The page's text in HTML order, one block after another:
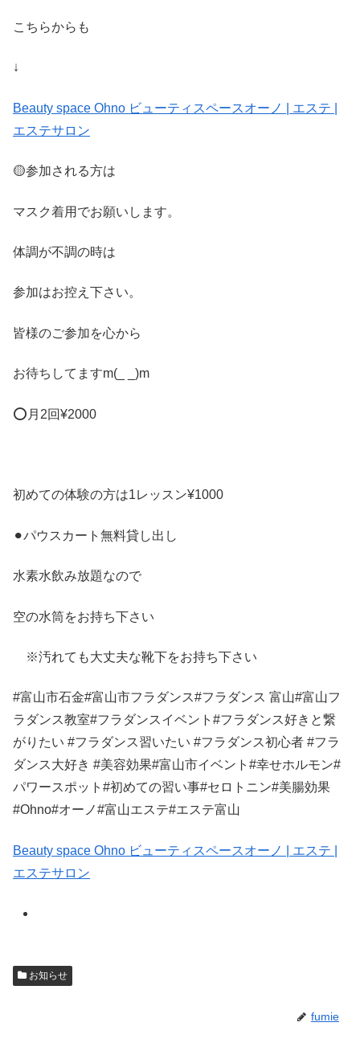
こちらからも
↓
Beauty space Ohno ビューティスペースオーノ エステ
エステサロン
🟡参加される方は
マスク着用でお願いします。
体調が不調の時は
参加はお控え下さい。
皆様のご参加を心から
お待ちしてますm(_ _)m
⭕️ 月 2回¥2000
初めての体験の方は1レッスン¥1000
⚫︎パウスカート無料貸し出し
水素水飲み放題なので
空の水筒をお持ち下さい
※汚れても大丈夫な靴下をお持ち下さい
#富山市石金#富山市フラダンス#フラダンス 富山#富山フ
ラダンス教室#フラダンスイベント #フラダンス好きと繋
がりたい #フラダンス習いたい #フラダンス初心者 #フラ
ダンス大好き #美容効果#富山市イベント #幸せホルモン#
パワースポット #初めての習い事#セロトニン#美腸効果
#Ohno#オーノ#富山エステ#エステ富山
Beauty space Ohno ビューティスペースオーノ エステ
エステサロン
お知らせ
fumie